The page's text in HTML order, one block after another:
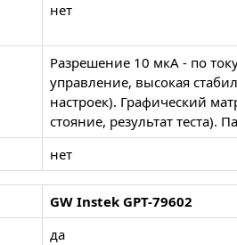
нет
Разрешение 10 мкА - по
управление, высокая
настроек). Графический
стояние, результат теста).
нет
GW Instek GPT-79602
да